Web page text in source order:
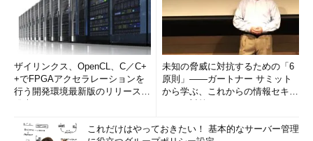
●アップグレードの失敗によるデータやアプリケーションなどの
喪失の可能性
OSのアップグレード作業はほぼ全部自動的に行われ、ユーザ
ーは特に何もする必要はない。アップグレードの途中でディスク
領域が不足した、ハードウェアが要求仕様や互換性を満たしてい
グレードできない事態が発生すると、ロールバックしてアップグ
ザイリンクス、OpenCL、C／C+
+でFPGAアクセラレーションを
行う開発環境最新版のリリースを
未知の脅威に対抗するための「6
原則」――ガートナー サミット
から学ぶ、これからの情報セキュ
これだけはやっておきたい！ 基本的なサーバー管理